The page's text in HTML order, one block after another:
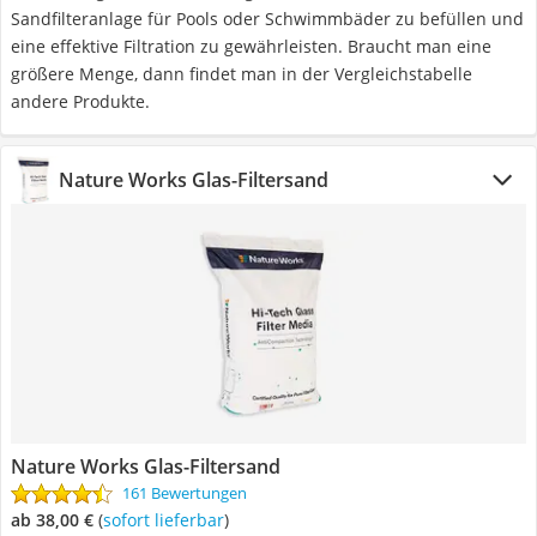
Sandfilteranlage für Pools oder Schwimmbäder zu befüllen und
eine effektive Filtration zu gewährleisten. Braucht man eine
größere Menge, dann findet man in der Vergleichstabelle
andere Produkte.
Nature Works Glas-Filtersand
Nature Works Glas-Filtersand
161 Bewertungen
ab 38,00 € ( Sofort lieferbar)